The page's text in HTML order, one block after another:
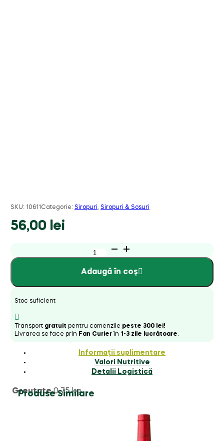
SKU: 10611 Categorie: Siropuri, Siropuri & Sosuri
56,00 lei
Cantitate
TORANI
SYRUP
Adaugă în coș
Stoc suficient
Transport gratuit pentru comenzile peste 300 lei!
Livrarea se face prin Fan Curierîn 1-3 zile lucrătoare.
Informații suplimentare
Valori Nutritive
Detalii Logistică
Greutate 0,75 kg
Produse Similare